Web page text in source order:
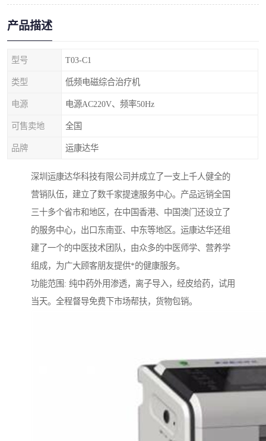
产品描述
型号 T03-C1
类型 低频电磁综合治疗机
电源 电源AC220V、频率50Hz
可售卖地 全国
品牌 运康达华
深圳运康达华科技有限公司并成立了一支上千人健全的
营销队伍，建立了数千家提速服务中心。产品远销全国
三十多个省市和地区，在中国香港、中国澳门还设立了
的服务中心，出口东南亚、中东等地区。运康达华还组
建了一个的中医技术团队，由众多的中医师学、营养学
组成，为广大顾客朋友提供*的健康服务。
功能范围: 纯中药外用渗透，离子导入，经皮给药，试用
当天。全程督导免费下市场帮扶，货物包销。